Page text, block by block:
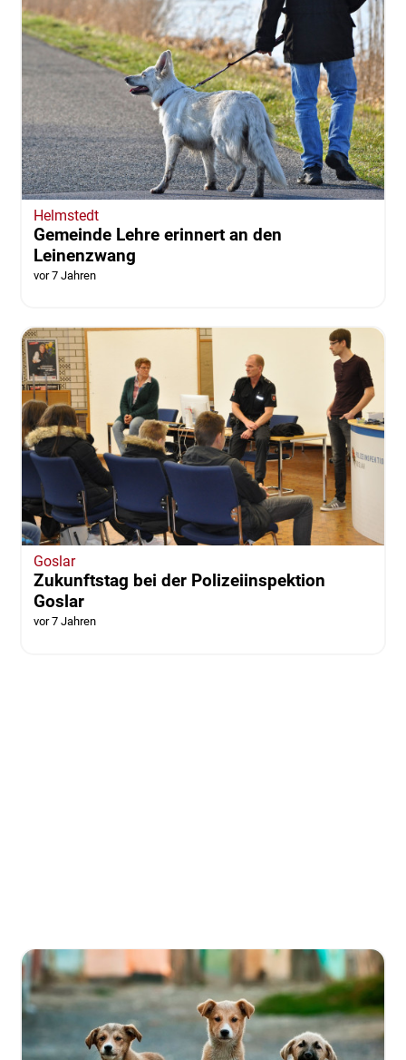
Helmstedt
Gemeinde Lehre erinnert an den
Leinenzwang
vor 7 Jahren
Goslar
Zukunftstag bei der Polizeiinspektion
Goslar
vor 7 Jahren